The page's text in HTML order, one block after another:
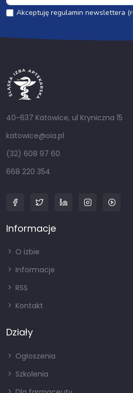
Akceptuję regulamin newslettera
40-637 Katowice, ul Kryniczna 15
katowice@oia.pl
(32) 608 97 60
668 220 354
Informacje
O izbie
Informacje
RSS
Kontakt
Działy
Ogłoszenia
Szkolenia